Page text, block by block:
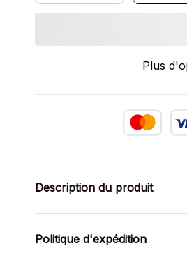
Plus
Description du produit
Politique d'expédition